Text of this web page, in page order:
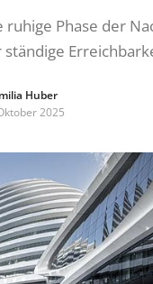
Phase der
Huber
2025